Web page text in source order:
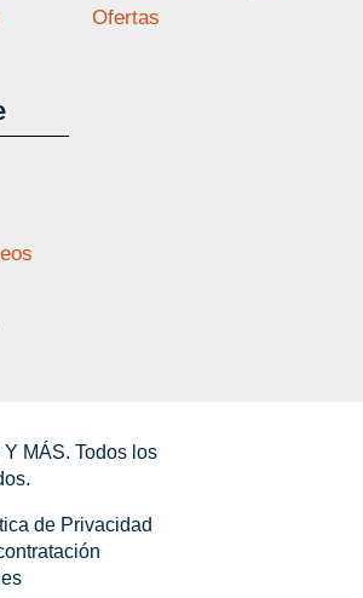
Ofertas
MÁS. Todos los
de Privacidad